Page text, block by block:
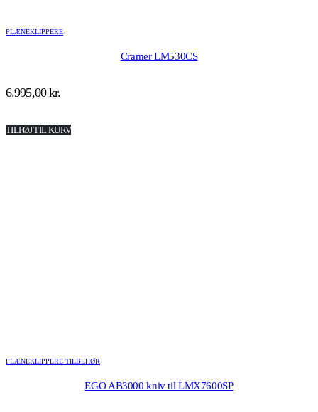
PLÆNEKLIPPERE
Cramer LM530CS
6.995,00kr.
TILFØJ TIL KURV
PLÆNEKLIPPERE TILBEHØR
EGO AB3000 kniv til LMX7600SP